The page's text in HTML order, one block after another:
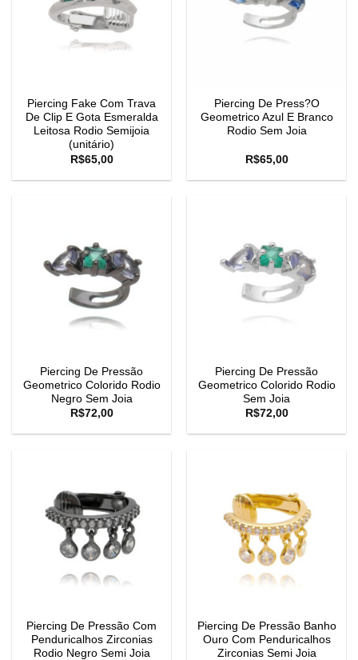
Piercing Fake Com Trava
De Clip E Gota Esmeralda
Leitosa Rodio Semijoia
(unitário)
R$65,00
Piercing De Press?O
Geometrico Azul E Branco
Rodio Sem Joia
R$65,00
Piercing De Pressão
Geometrico Colorido Rodio
Negro Sem Joia
R$72,00
Piercing De Pressão
Geometrico Colorido Rodio
Sem Joia
R$72,00
Piercing De Pressão Com
Penduricalhos Zirconias
Rodio Negro Semi Joia
Piercing De Pressão Banho
Ouro Com Penduricalhos
Zirconias Semi Joia